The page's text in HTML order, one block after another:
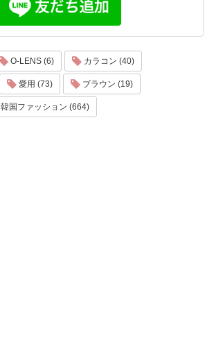
O-LENS (6) カラコン (40)
愛用 (73) ブラウン (19)
韓国ファッション (664)